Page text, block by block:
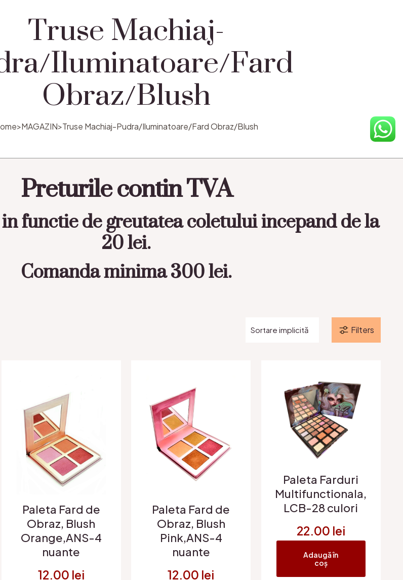
Truse Machiaj-
Iluminatoare/Fard
Obraz/Blush
>MAGAZIN>Truse Machiaj-Pudra/Iluminatoare/Fard Obraz/Blush
Preturile contin TVA
functie de greutatea coletului incepand de la
20 lei.
Comanda minima 300 lei.
Filters
Paleta Fard de
Obraz, Blush
Orange,ANS-4
nuante
12.00 lei
Paleta Fard de
Obraz, Blush
Pink,ANS-4
nuante
12.00 lei
Paleta Farduri
Multifunctionala,
LCB-28 culori
22.00 lei
Adaugă în
coș